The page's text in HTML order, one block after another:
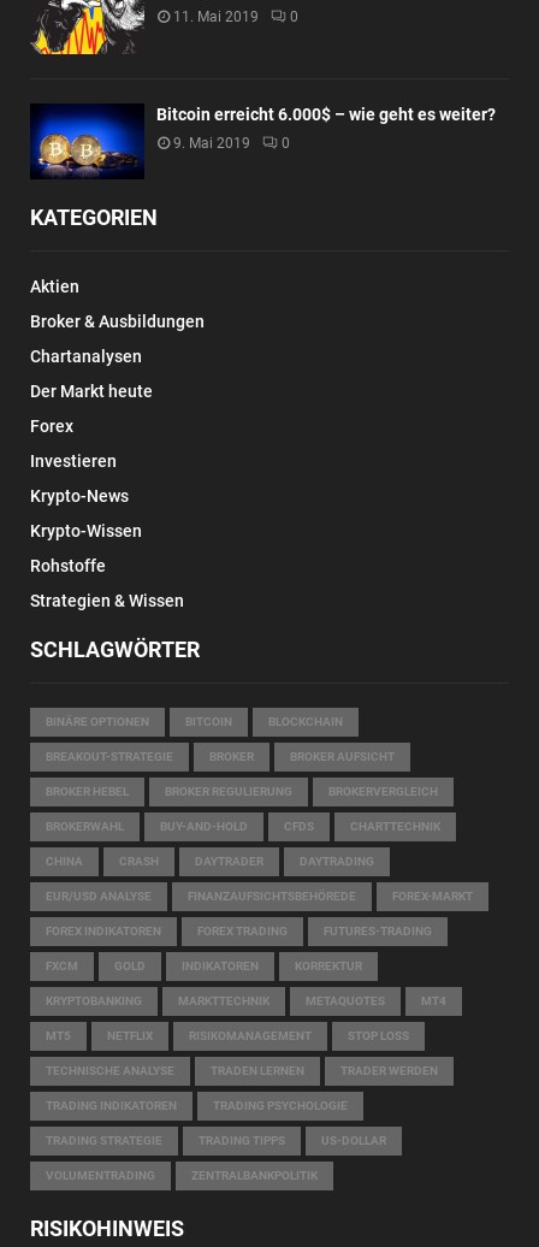
11. Mai 2019 0
Bitcoin erreicht 6.000$ – wie geht es weiter?
9. Mai 2019 0
KATEGORIEN
Aktien
Broker & Ausbildungen
Chartanalysen
Der Markt heute
Forex
Investieren
Krypto-News
Krypto-Wissen
Rohstoffe
Strategien & Wissen
SCHLAGWÖRTER
BINÄRE OPTIONEN BITCOIN BLOCKCHAIN
BREAKOUT-STRATEGIE BROKER BROKER AUFSICHT
BROKER HEBEL BROKER REGULIERUNG BROKERVERGLEICH
BROKERWAHL BUY-AND-HOLD CFDS CHARTTECHNIK
CHINA CRASH DAYTRADER DAYTRADING
EUR/USD ANALYSE FINANZAUFSICHTSBEHÖREDE FOREX-MARKT
FOREX INDIKATOREN FOREX TRADING FUTURES-TRADING
FXCM GOLD INDIKATOREN KORREKTUR
KRYPTOBANKING MARKTTECHNIK METAQUOTES MT4
MT5 NETFLIX RISIKOMANAGEMENT STOP LOSS
TECHNISCHE ANALYSE TRADEN LERNEN TRADER WERDEN
TRADING INDIKATOREN TRADING PSYCHOLOGIE
TRADING STRATEGIE TRADING TIPPS US-DOLLAR
VOLUMENTRADING ZENTRALBANKPOLITIK
RISIKOHINWEIS